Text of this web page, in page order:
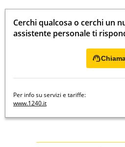
Cerchi qualcosa o cerchi un
assistente personale ti
Per info su servizi e tariffe:
www.1240.it